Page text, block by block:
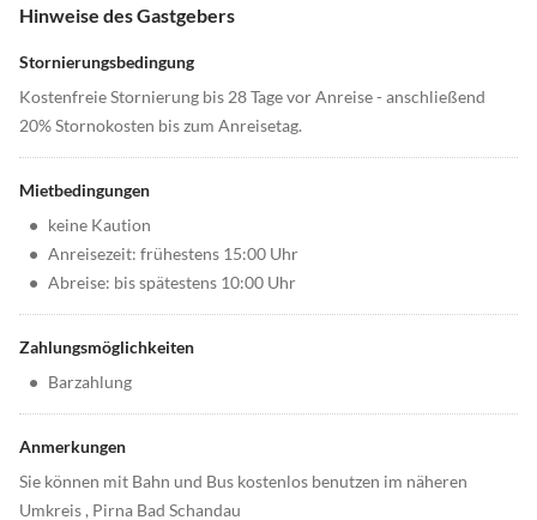
Hinweise des Gastgebers
Stornierungsbedingung
Kostenfreie Stornierung bis 28 Tage vor Anreise - anschließend
20% Stornokosten bis zum Anreisetag.
Mietbedingungen
• keine Kaution
• Anreisezeit: frühestens 15:00 Uhr
• Abreise: bis spätestens 10:00 Uhr
Zahlungsmöglichkeiten
• Barzahlung
Anmerkungen
Sie können mit Bahn und Bus kostenlos benutzen im näheren
Umkreis , Pirna Bad Schandau